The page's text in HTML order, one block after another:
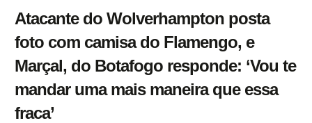
Atacante do Wolverhampton posta
foto com camisa do Flamengo, e
Marçal, do Botafogo responde: ‘Vou te
mandar uma mais maneira que essa
fraca’